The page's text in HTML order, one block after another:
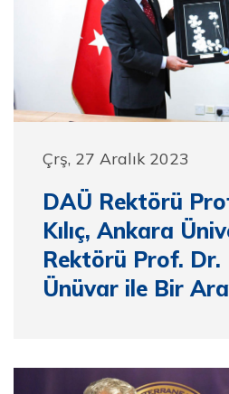
Çrş, 27 Aralık 2023
DAÜ Rektörü
Kılıç, Ankara
Rektörü Prof. Dr.
Ünüvar ile Bir